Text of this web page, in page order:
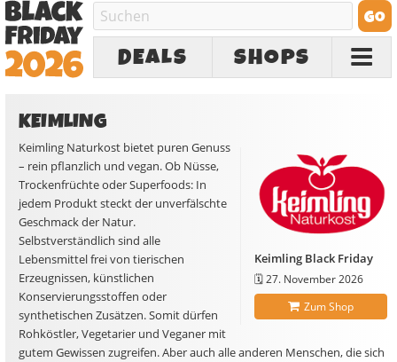
DEALS SHOPS
KEIMLING
Keimling Black Friday
🗓️27. November 2026
Zum Shop
Keimling Naturkost bietet puren Genuss
– rein pflanzlich und vegan. Ob Nüsse,
Trockenfrüchte oder Superfoods: In
jedem Produkt steckt der unverfälschte
Geschmack der Natur.
Selbstverständlich sind alle
Lebensmittel frei von tierischen
Erzeugnissen, künstlichen
Konservierungsstoffen oder
synthetischen Zusätzen. Somit dürfen
Rohköstler, Vegetarier und Veganer mit
gutem Gewissen zugreifen. Aber auch alle anderen Menschen, die sich